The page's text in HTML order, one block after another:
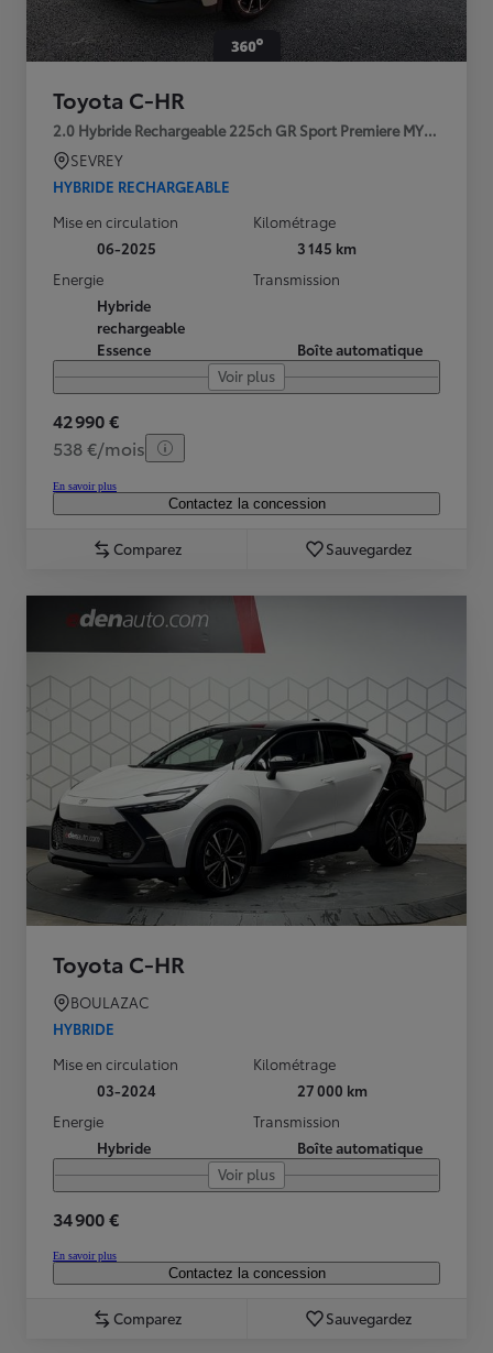
Toyota C-HR
2.0 Hybride Rechargeable 225ch GR Sport Premiere MY25
SEVREY
HYBRIDE RECHARGEABLE
Mise en circulation
06-2025
Kilométrage
3 145 km
Energie
Hybride
rechargeable
Essence
Transmission
Boîte automatique
Voir plus
42 990 €
538 €/mois
En savoir plus
Contactez la concession
Comparez Sauvegardez
Toyota C-HR
BOULAZAC
HYBRIDE
Mise en circulation
03-2024
Kilométrage
27 000 km
Energie
Hybride
Transmission
Boîte automatique
Voir plus
34 900 €
En savoir plus
Contactez la concession
Comparez Sauvegardez